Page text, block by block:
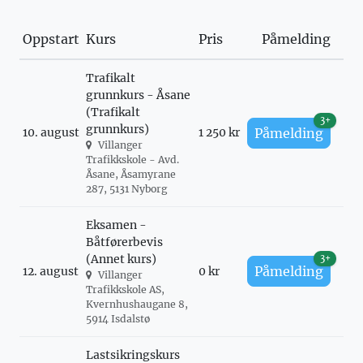
Oppstart Kurs Pris Påmelding
10. august
Trafikalt
grunnkurs - Åsane
(Trafikalt
grunnkurs)
Villanger
Trafikkskole - Avd.
Åsane, Åsamyrane
287, 5131 Nyborg
1 250 kr Påmelding
3+
12. august
Eksamen -
Båtførerbevis
(Annet kurs)
Villanger
Trafikkskole AS,
Kvernhushaugane 8,
5914 Isdalstø
0 kr Påmelding
3+
Lastsikringskurs